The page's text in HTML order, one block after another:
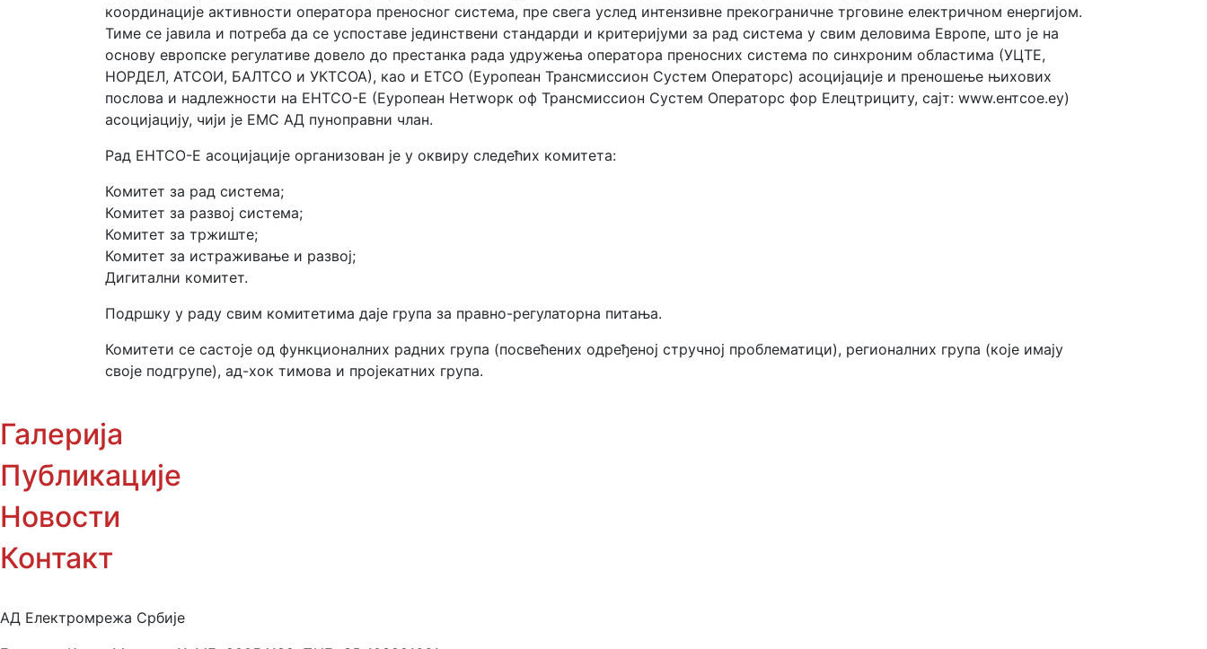
координације активности оператора преносног система, пре свега услед интензивне прекограничне трговине електричном енергијом.
Тиме се јавила и потреба да се успоставе јединствени стандарди и критеријуми за рад система у свим деловима Европе, што је на
основу европске регулативе довело до престанка рада удружења оператора преносних система по синхроним областима (УЦТЕ,
НОРДЕЛ, АТСОИ, БАЛТСО и УКТСОА), као и ЕТСО (Еуропеан Трансмиссион Сyстем Операторс) асоцијације и преношење њихових
послова и надлежности на ЕНТСО-Е (Еуропеан Нетwорк оф Трансмиссион Сyстем Операторс фор Елецтрицитy, сајт: www.ентсое.еу)
асоцијацију, чији је ЕМС АД пуноправни члан.
Рад ЕНТСО-Е асоцијације организован је у оквиру следећих комитета:
Комитет за рад система;
Комитет за развој система;
Комитет за тржиште;
Комитет за истраживање и развој;
Дигитални комитет.
Подршку у раду свим комитетима даје група за правно-регулаторна питања.
Комитети се састоје од функционалних радних група (посвећених одређеној стручној проблематици), регионалних група (које имају
своје подгрупе), ад-хок тимова и пројекатних група.
Галерија
Публикације
Новости
Контакт
АД Електромрежа Србије